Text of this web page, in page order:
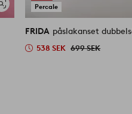
Visa
liknande
Percale
FRIDA påslakanset
538 SEK 699 SEK